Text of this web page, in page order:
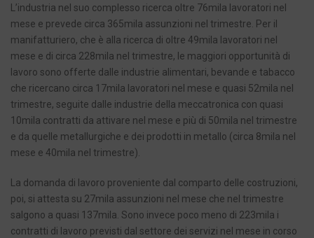
L’industria nel suo complesso ricerca oltre 76mila lavoratori nel
mese e prevede circa 365mila assunzioni nel trimestre. Per il
manifatturiero, che è alla ricerca di oltre 49mila lavoratori nel
mese e di circa 228mila nel trimestre, le maggiori opportunità di
lavoro sono offerte dalle industrie alimentari, bevande e tabacco
che ricercano circa 17mila lavoratori nel mese e quasi 52mila nel
trimestre, seguite dalle industrie della meccatronica con quasi
10mila contratti da attivare nel mese e più di 50mila nel trimestre
e da quelle metallurgiche e dei prodotti in metallo (circa 8mila nel
mese e 40mila nel trimestre).
La domanda di lavoro proveniente dal comparto delle costruzioni,
poi, si attesta su 27mila assunzioni nel mese che nel trimestre
salgono a quasi 137mila. Sono invece poco meno di 223mila i
contratti di lavoro previsti dal settore dei servizi nel mese in corso